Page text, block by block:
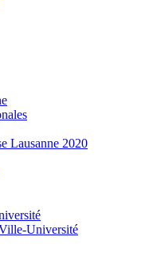
Lausanne 2020
Université